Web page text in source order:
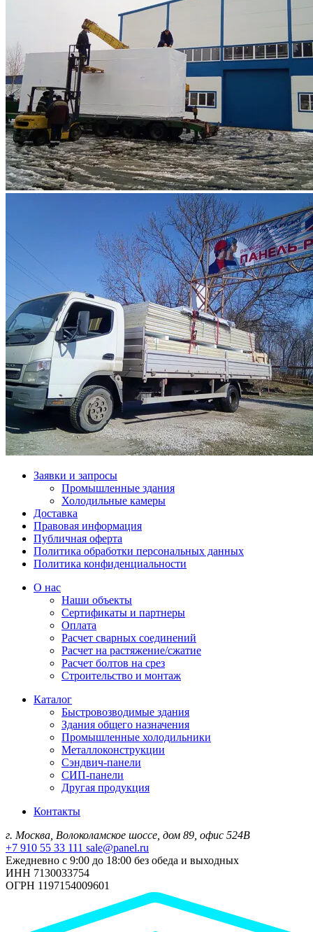
Заявки и запросы
Промышленные здания
Холодильные камеры
Доставка
Правовая информация
Публичная оферта
Политика обработки персональных данных
Политика конфиденциальности
О нас
Наши объекты
Сертификаты и партнеры
Оплата
Расчет сварных соединений
Расчет на растяжение/сжатие
Расчет болтов на срез
Строительство и монтаж
Каталог
Быстровозводимые здания
Здания общего назначения
Промышленные холодильники
Металлоконструкции
Сэндвич-панели
СИП-панели
Другая продукция
Контакты
г. Москва, Волоколамское шоссе, дом 89, офис 524В
+7 910 55 33 111 sale@panel.ru
Ежедневно с 9:00 до 18:00 без обеда и выходных
ИНН 7130033754
ОГРН 1197154009601